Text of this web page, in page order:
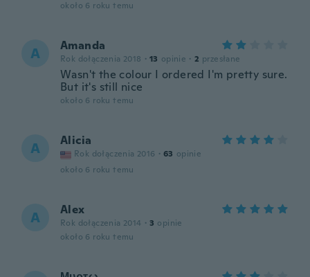
około 6 roku temu
A Amanda
Rok dołączenia 2018 · 13 opinie · 2 przesłane
Wasn't the colour I ordered I'm pretty sure.
But it's still nice
około 6 roku temu
A Alicia
Rok dołączenia 2016 · 63 opinie
około 6 roku temu
A Alex
Rok dołączenia 2014 · 3 opinie
około 6 roku temu